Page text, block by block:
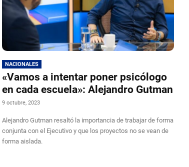
NACIONALES
«Vamos a intentar poner psicólogo
en cada escuela»: Alejandro Gutman
9 octubre, 2023
Alejandro Gutman resaltó la importancia de trabajar de forma
conjunta con el Ejecutivo y que los proyectos no se vean de
forma aislada.